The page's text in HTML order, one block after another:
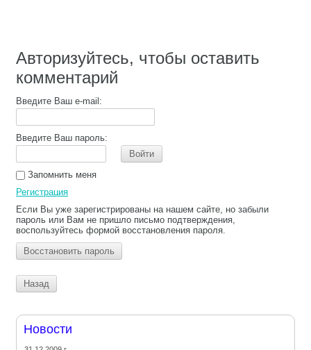
Новости
Авторизуйтесь, чтобы оставить
комментарий
Введите Ваш e-mail:
Введите Ваш пароль:
Войти
Запомнить меня
Регистрация
Если Вы уже зарегистрированы на нашем сайте, но забыли
пароль или Вам не пришло письмо подтверждения,
воспользуйтесь формой восстановления пароля.
Восстановить пароль
Назад